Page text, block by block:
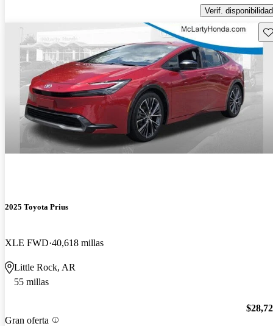
Verif. disponibilidad
2025 Toyota Prius
XLE FWD 40,618 millas
Little Rock, AR
55 millas
Gran oferta